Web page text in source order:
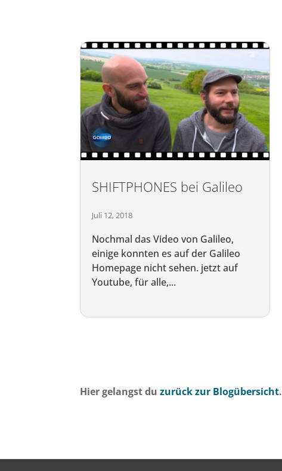
SHIFTPHONES bei Galileo
Juli 12, 2018
Nochmal das Video von Galileo,
einige konnten es auf der Galileo
Homepage nicht sehen. jetzt auf
Youtube, für alle,...
Hier gelangst duzurück zur Blogübersicht.